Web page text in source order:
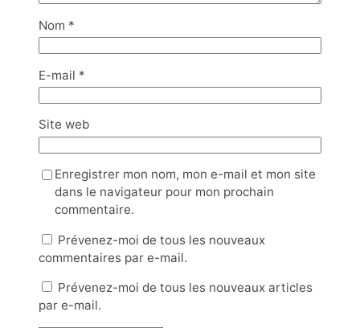
Nom *
E-mail *
Site web
Enregistrer mon nom, mon e-mail et mon site
dans le navigateur pour mon prochain
commentaire.
Prévenez-moi de tous les nouveaux
commentaires par e-mail.
Prévenez-moi de tous les nouveaux articles
par e-mail.